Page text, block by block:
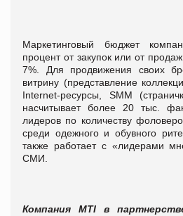
Маркетинговый бюджет
процент от закупок или от
7%. Для продвижения своих
витрину (представление
Internet-ресурсы, SMM
насчитывает более 20 тыс.
лидеров по количеству
среди одежного и обувного
также работает с «лидерами
СМИ.
Компания MTI в